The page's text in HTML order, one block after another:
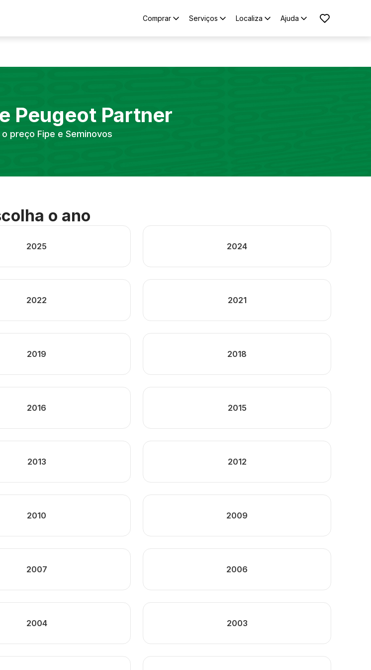
Comprar Serviços Localiza Ajuda
Peugeot Partner
preço Fipe e Seminovos
o ano
2025 2024
2022 2021
2019 2018
2016 2015
2013 2012
2010 2009
2007 2006
2004 2003